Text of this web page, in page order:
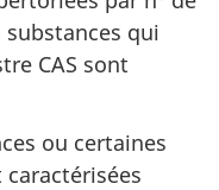
substances qui
CAS sont
ou certaines